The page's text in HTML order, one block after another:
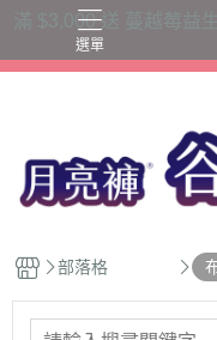
選單
三片衛生棉吸收量 六
護墊內褲
部落格
滿 $3,000 送 蔓越莓益